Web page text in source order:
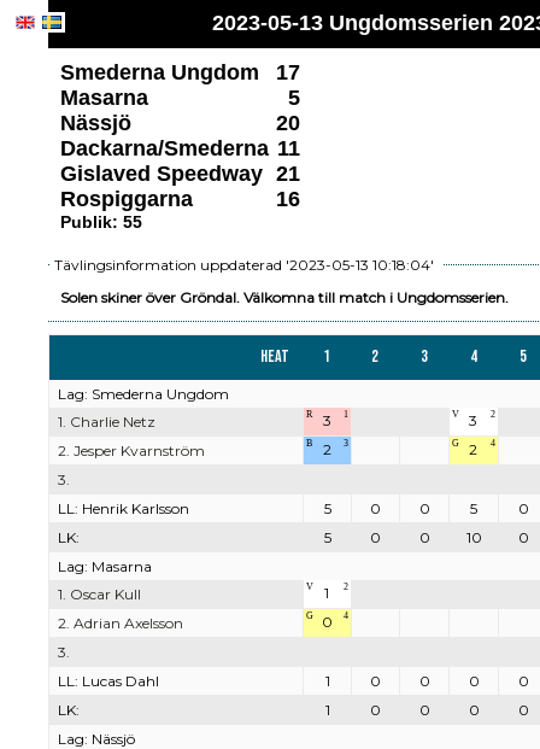
2023-05-13 Ungdomsserien
Smederna Ungdom
17
Masarna
5
Nässjö
20
Dackarna/Smederna 11
Gislaved Speedway 21
Rospiggarna
16
Publik: 55
Tävlingsinformation uppdaterad '2023-05-13 10:18:04'
Solen skiner över Gröndal. Välkomna till match i Ungdomsserien.
Heat 1 2 3 4 5
Lag: Smederna Ungdom
1. Charlie Netz
R 3 1 V 3 2
2. Jesper Kvarnström B 2 3 G 2 4
3.
LL: Henrik Karlsson
5 0 0 5
0
LK:
5 0 0 10
0
Lag: Masarna
1. Oscar Kull
V 1 2
2. Adrian Axelsson G 0 4
3.
LL: Lucas Dahl
1 0 0 0
0
LK:
1 0 0 0
0
Lag: Nässjö